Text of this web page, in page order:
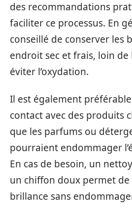
des recommandations
faciliter ce processus. En
conseillé de conserver les
endroit sec et frais, loin de
éviter l’oxydation.
Il est également préférable
contact avec des produits
que les parfums ou
pourraient endommager
En cas de besoin, un
un chiffon doux permet
brillance sans